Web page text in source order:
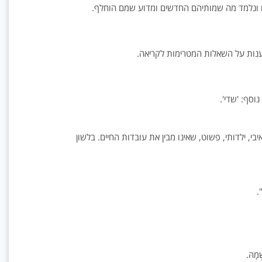
מה שמותיהם החדשים ומדוע שמם הוחלף.
על השאלות המטרימות לקריאה.
'שדי'.
ילדותי, פשוט, שאינו מבין את עובדות החיים. בלשון